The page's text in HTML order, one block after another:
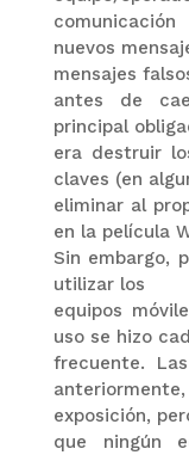
nuevos
mensajes
antes de
principal
era destruir
claves (en
eliminar al
en la película
Sin embargo,
utilizar los
equipos
uso se hizo
frecuente.
exposición,
que ningún